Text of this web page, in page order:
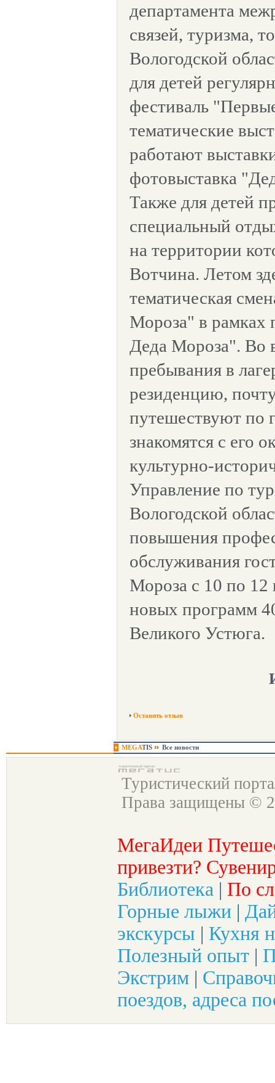
департамента
связей, туризма,
Вологодской
для детей
фестиваль
тематические
работают
фотовыставка
Также для детей
специальный
на территории
Вотчина. Летом
тематическая
Мороза" в рамках
Деда Мороза". Во
пребывания в
резиденцию,
путешествуют по
знакомятся с его
культурно-
Управление по
Вологодской
повышения
обслуживания
Мороза с 10 по 12
новых программ
Великого Устюга.
Оставить отзыв
MEGATIS Все новости
Туристический
Права защищены ©
МегаИдеи
привезти?
Библиотека | По
Горные лыжи |
экскурсы | Кухня
Полезный опыт |
Экстрим |
поездов, адреса